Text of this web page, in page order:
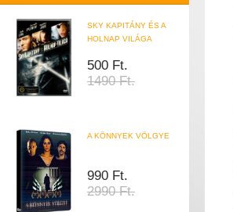
SKY KAPITÁNY ÉS A
HOLNAP VILÁGA
500 Ft.
1490 Ft.
A KÖNNYEK VÖLGYE
990 Ft.
2990 Ft.